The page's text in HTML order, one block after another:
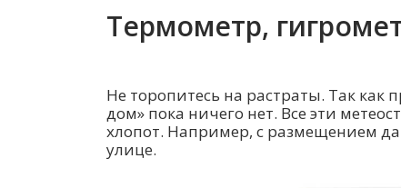
Термометр,
Не торопитесь на растраты. Так как
дом» пока ничего нет. Все эти
хлопот. Например, с размещением
улице.